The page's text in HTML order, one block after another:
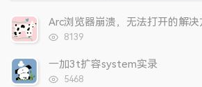
文
章
评
Arc浏览器崩溃，无法打开的解决
浏
次
8139
一加3t扩容system实录
浏
5468